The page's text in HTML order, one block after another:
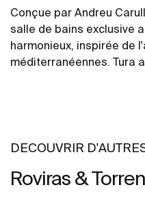
Conçue par Andreu
salle de bains exclusive
harmonieux, inspirée de
méditerranéennes. Tura
d'emballages sans
DECOUVRIR
Roviras &